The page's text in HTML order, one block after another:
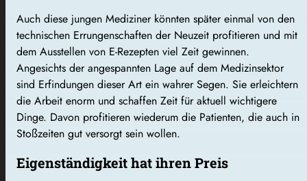
Auch diese jungen Mediziner könnten später einmal von den
technischen Errungenschaften der Neuzeit profitieren und mit
dem Ausstellen von E-Rezepten viel Zeit gewinnen.
Angesichts der angespannten Lage auf dem Medizinsektor
sind Erfindungen dieser Art ein wahrer Segen. Sie erleichtern
die Arbeit enorm und schaffen Zeit für aktuell wichtigere
Dinge. Davon profitieren wiederum die Patienten, die auch in
Stoßzeiten gut versorgt sein wollen.
Eigenständigkeit hat ihren Preis